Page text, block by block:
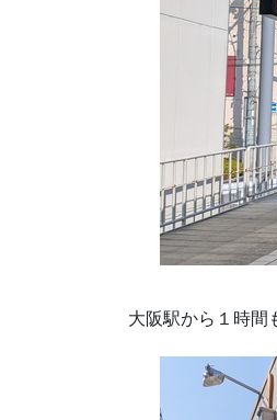
大阪駅から１時間